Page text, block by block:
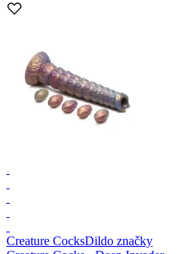
Creature CocksDildo značky